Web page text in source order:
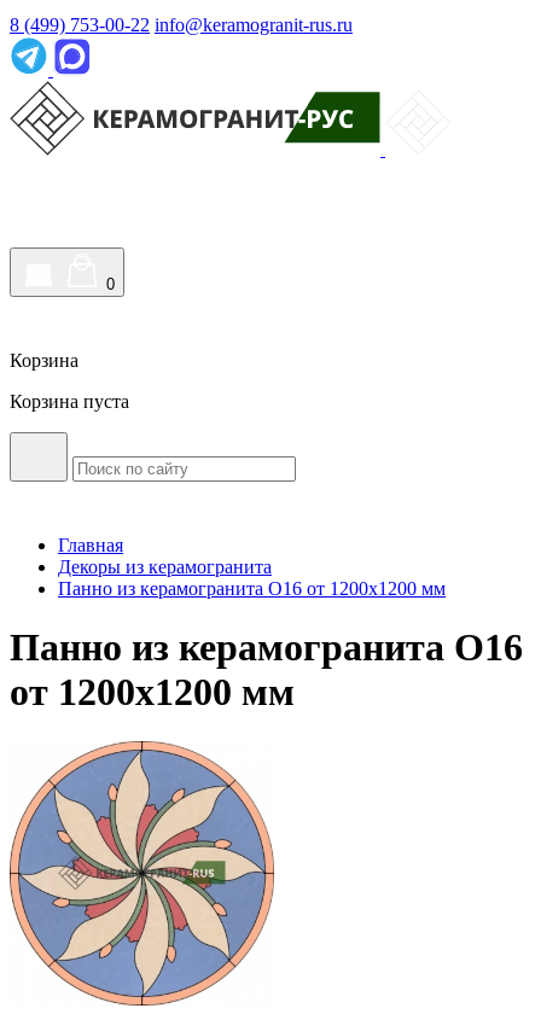
8 (499) 753-00-22 info@keramogranit-rus.ru
0
Корзина
Корзина пуста
Главная
Декоры из керамогранита
Панно из керамогранита О16 от 1200х1200 мм
Панно из керамогранита О16
от 1200х1200 мм